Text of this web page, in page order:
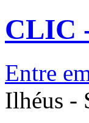
CLIC
Entre
Ilhéus -